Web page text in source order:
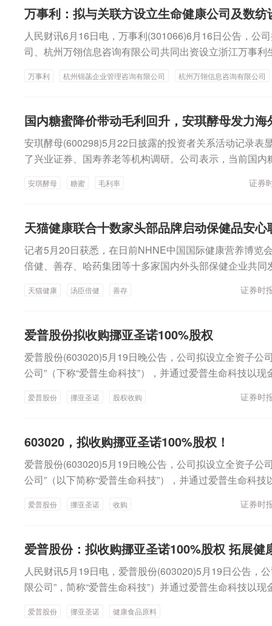
国规模化仓运网络与成熟运营体系，积累了服务多行业头
个，业务覆盖约300个城市，日处理订单峰值可达500万
流相关负责人表示，连续中标云南白药两大项目，是公
力的印证。后续双方将持续探索更深层次的协同空间，
为边缘端大模型部署提供高性价比的算力解决方案。业
实现总营业收入62.65亿元，同比减少8.38%；实现归母
9.81%。2026年第一季度该公司实现营业收入18.69亿元
上市公司股东的净利润为4.02亿元，同比下降11.62%。
一季度分别实现净利润-6295.94万元、-1091.52万元（
为公司及股东创造良好的财务回报，符合股东利益及国家
在因对相关行业认知不足、对标的公司技术路线与市场
收益不及预期的风险。2.标的公司发展阶段尚属早期，且
发不及预期、行业竞争激烈等导致其商业回报不及预期
万事利：拟与关联方设立生命健康公司及数纺
人民财讯6月16日电，万事利(301066)6月16日公告，公
司、杭州万翎信息咨询有限公司共同出资设立浙江万事
司。公司与关联方共同投资设立浙江万事利生命健康科
万事利数纺设备研发有限公司，主要考虑纺织设备高精
营不确定性。
万事利 杭州锦菡企业管理咨询有限公司 杭州万翎信息咨询有限公司
国内糖蜜降价带动毛利回升，安琪酵母发力海
安琪酵母(600298)5月22日披露的投资者关系活动记录表
了兴业证券、国寿养老等机构调研。公司表示，当前国
及埃及、俄罗斯、印度尼西亚建有工厂，发酵总产能达
地区。糖蜜为公司核心原材料，约占生产成本的50%。
蜜价格曾大幅上涨，但公司利润整体保持增长，仅一年出
糖厂榨季（11月至次年3—4月）集中采购全年糖蜜用量
不受后续价格波动影响。考虑到未来公司新增产能主要布
已见顶，国内甘蔗种植稳定、原料供应充足，且公司具
业务，公司整体利润水平有望持续向好。从酵母行业竞
0%，未来将重点推进海外产能建设，目标实现“本地生产
利能力显著优于公司整体平均水平。目前在建项目包括
斯2.2万吨酵母扩建项目，后续将持续完善海外产能布局
响。值得注意的是，在全球动植物蛋白供应面临挑战的背
游酵母蛋白等业务延展。安琪酵母认为，公司酵母蛋白
复，应用场景由药品、保健品拓展至食品饮料等市场。
大增长空间。“酵母蛋白属于公司毛利较高的产品，未来
场需求。谈及未来增长目标，安琪酵母透露，公司股权激
率不低于10%，内部设定了更高的增长目标。公司计划
化产品结构，推动利润水平逐步改善。
安琪酵母 糖蜜 毛利率 证券
天猫健康联合十数家头部品牌启动保健品安心
记者5月20日获悉，在日前NHNE中国国际健康营养博览
倍健、善存、哈药集团等十多家国内外头部保健企业共同
+信任驱动”的新阶段。启动仪式上，万益蓝、诺特兰德
部力量在品质坚守上达成高度共识。天猫健康表示，联盟
制、更透明的溯源体系以及更专业的内容科普，消除信
业关键转型期，一方面，市场需求规模逐步扩大，另一方
的问题。数据显示，中国营养保健品市场预计将在2027
年线上成交规模在全年占比超50%。而且与海外市场相
五大趋势赛道。各方希望通过四大增长引擎锁定确定性机
面，“药食同源”复方备案试点、运动营养食品和中老年食
制增补剂型口服液和粉剂，以及“有助于维持骨关节健康”
供制度支撑。新原料领域，燕窝酸（SA）、N-乙酰氨基
赛道分别为儿童青少年、银发营养、运动营养、体重管理
银发营养方面，中国第二波婴儿潮人群（1962—1973年
速度退休，他们人均可支配收入高（人均储蓄15万，高
非终点；近80%愿为健康管理年支出超万元；“有钱有闲”
天猫健康 汤臣倍健 善存 证券时
爱普股份拟收购挪亚圣诺100%股权
爱普股份(603020)5月19日晚公告，公司拟设立全资子公
公司”（下称“爱普生命科技”），并通过爱普生命科技以
仓）生物科技有限公司（下称“挪亚圣诺”）100%股权。
表；第二次交易于业绩承诺期满后启动，即受让挪亚圣
后，公司将持有挪亚圣诺100%股权。公告显示，挪亚圣
挪亚圣诺欧洲实缴出资510万美元，持股100%。挪亚圣
注于Omega-3原料（包括鱼油、藻油）研发、生产及销
括精炼鱼油、浓缩鱼油等。经过多年的经营，目标公司
3.90万元、3896.69万元。本次交易设置业绩承诺条款，
次收购是公司立足香精香料与食品配料核心主业、深耕大
局，切入以Omega-3为原料的鱼油这一高景气功能性营
化拓展。收购完成后，双方可在研发、生产、渠道及客
爱普股份 挪亚圣诺 股权收购 证券时
603020，拟收购挪亚圣诺100%股权！
爱普股份(603020)5月19日晚公告，公司拟设立全资子公
公司”（以下简称“爱普生命科技”），并通过爱普生命科
诺（太仓）生物科技有限公司（以下简称“挪亚圣诺”）
0%股权；第二次交易于业绩承诺期满后启动，即受让挪
交易完成后，公司将持有挪亚圣诺100%股权；首次交易
有挪亚圣诺80%股权，挪亚圣诺将纳入公司合并报表。
年6月15日设立，挪亚圣诺欧洲实缴出资510万美元，持
太仓，是一家专注于Omega-3原料（包括鱼油、藻油）
爱普股份 挪亚圣诺 收购 证券时
爱普股份：拟收购挪亚圣诺100%股权 拓展健
人民财讯5月19日电，爱普股份(603020)5月19日公告，
限公司”，简称“爱普生命科技”）并通过爱普生命科技以
（包括鱼油、藻油）研发、生产及销售的企业，目前主
爱普股份 挪亚圣诺 健康食品原料